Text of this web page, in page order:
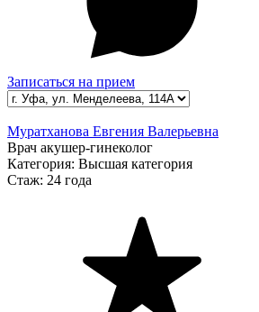
Записаться на прием
Муратханова Евгения Валерьевна
Врач акушер-гинеколог
Категория: Высшая категория
Стаж: 24 года